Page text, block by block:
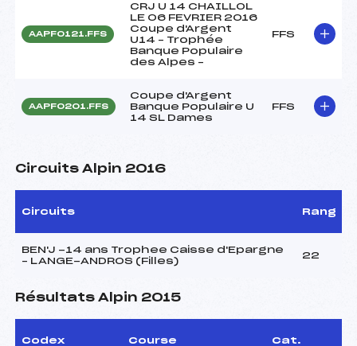
AAPF0121.FFS
CRJ U 14 CHAILLOL
LE 06 FEVRIER 2016
Coupe d'Argent
U14 – Trophée
Banque Populaire
des Alpes –
FFS
AAPF0201.FFS
Coupe d'Argent
Banque Populaire U
14 SL Dames
FFS
Circuits Alpin 2016
Circuits Rang
BEN'J -14 ans Trophee Caisse d'Epargne
– LANGE-ANDROS (Filles)
22
Résultats Alpin 2015
Codex Course Cat.